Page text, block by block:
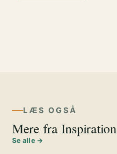
LÆS OGSÅ
Mere fra Inspiration
Se alle →